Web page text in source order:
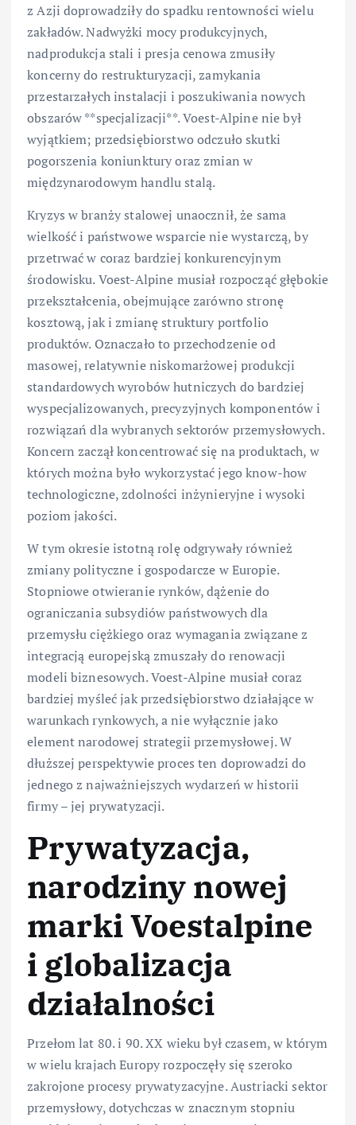
z Azji doprowadziły do spadku rentowności wielu
zakładów. Nadwyżki mocy produkcyjnych,
nadprodukcja stali i presja cenowa zmusiły
koncerny do restrukturyzacji, zamykania
przestarzałych instalacji i poszukiwania nowych
obszarów **specjalizacji**. Voest-Alpine nie był
wyjątkiem; przedsiębiorstwo odczuło skutki
pogorszenia koniunktury oraz zmian w
międzynarodowym handlu stalą.
Kryzys w branży stalowej unaocznił, że sama
wielkość i państwowe wsparcie nie wystarczą, by
przetrwać w coraz bardziej konkurencyjnym
środowisku. Voest-Alpine musiał rozpocząć głębokie
przekształcenia, obejmujące zarówno stronę
kosztową, jak i zmianę struktury portfolio
produktów. Oznaczało to przechodzenie od
masowej, relatywnie niskomarżowej produkcji
standardowych wyrobów hutniczych do bardziej
wyspecjalizowanych, precyzyjnych komponentów i
rozwiązań dla wybranych sektorów przemysłowych.
Koncern zaczął koncentrować się na produktach, w
których można było wykorzystać jego know-how
technologiczne, zdolności inżynieryjne i wysoki
poziom jakości.
W tym okresie istotną rolę odgrywały również
zmiany polityczne i gospodarcze w Europie.
Stopniowe otwieranie rynków, dążenie do
ograniczania subsydiów państwowych dla
przemysłu ciężkiego oraz wymagania związane z
integracją europejską zmuszały do renowacji
modeli biznesowych. Voest-Alpine musiał coraz
bardziej myśleć jak przedsiębiorstwo działające w
warunkach rynkowych, a nie wyłącznie jako
element narodowej strategii przemysłowej. W
dłuższej perspektywie proces ten doprowadzi do
jednego z najważniejszych wydarzeń w historii
firmy – jej prywatyzacji.
Prywatyzacja,
narodziny nowej
marki Voestalpine
i globalizacja
działalności
Przełom lat 80. i 90. XX wieku był czasem, w którym
w wielu krajach Europy rozpoczęły się szeroko
zakrojone procesy prywatyzacyjne. Austriacki sektor
przemysłowy, dotychczas w znacznym stopniu